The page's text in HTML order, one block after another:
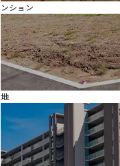
ンション
地